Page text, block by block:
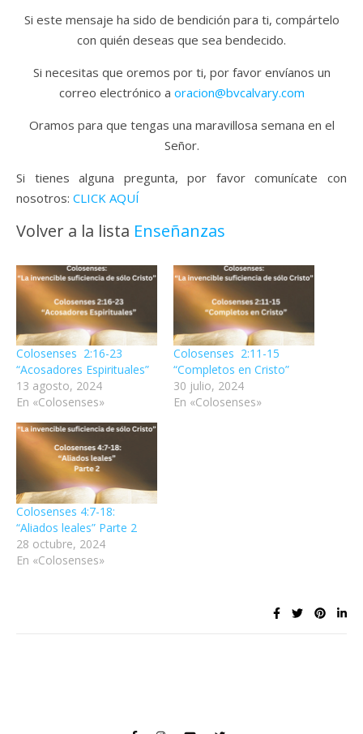
Si este mensaje ha sido de bendición para ti, compártelo
con quién deseas que sea bendecido.
Si necesitas que oremos por ti, por favor envíanos un
correo electrónico a oracion@bvcalvary.com
Oramos para que tengas una maravillosa semana en el
Señor.
Si tienes alguna pregunta, por favor comunícate con
nosotros: CLICK AQUÍ
Volver a la lista Enseñanzas
Colosenses 2:16-23
“Acosadores Espirituales”
13 agosto, 2024
En «Colosenses»
Colosenses 2:11-15
“Completos en Cristo”
30 julio, 2024
En «Colosenses»
Colosenses 4:7-18:
“Aliados leales” Parte 2
28 octubre, 2024
En «Colosenses»